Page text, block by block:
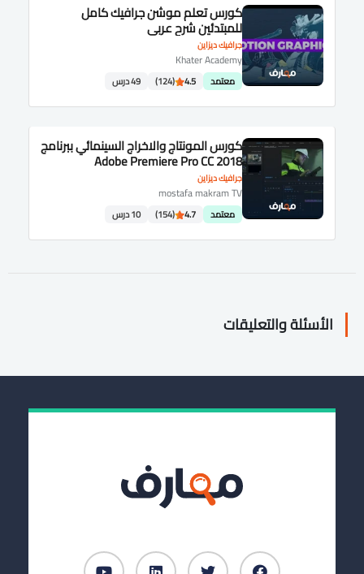
جرافيك ديزاين
كورس تعلم موشن جرافيك كامل
للمبتدئين شرح عربى
Khater Academy
معتمد 4.5
(124) 49 درس
جرافيك ديزاين
كورس المونتاج والاخراج السينمائي ببرنامج
Adobe Premiere Pro CC 2018
mostafa makram TV
معتمد 4.7
(154) 10 درس
الأسئلة والتعليقات